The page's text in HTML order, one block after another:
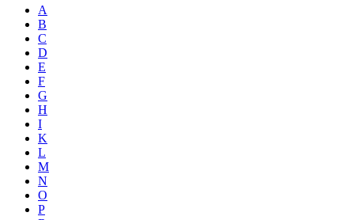
A
B
C
D
E
F
G
H
I
K
L
M
N
O
P